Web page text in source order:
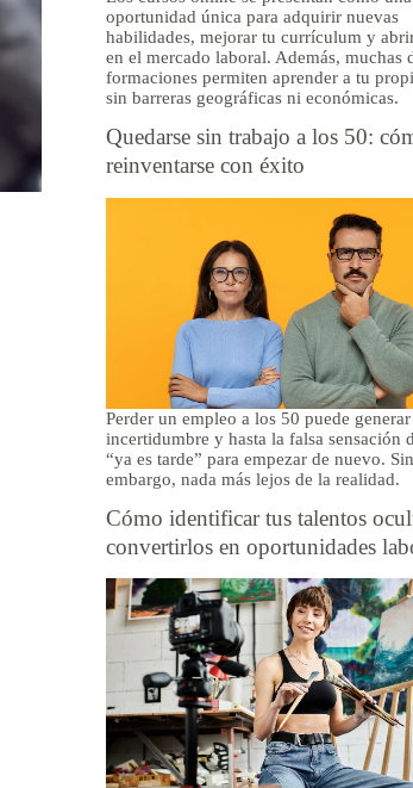
oportunidad única para adquirir nuevas
habilidades, mejorar tu currículum y
en el mercado laboral. Además, muchas
formaciones permiten aprender a tu
sin barreras geográficas ni económicas.
Quedarse sin trabajo a los 50:
reinventarse con éxito
Perder un empleo a los 50 puede
incertidumbre y hasta la falsa sensación
“ya es tarde” para empezar de nuevo. Sin
embargo, nada más lejos de la realidad.
Cómo identificar tus talentos
convertirlos en oportunidades